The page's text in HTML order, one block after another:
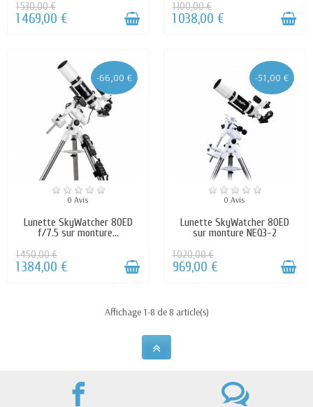
1 530,00 €
1 469,00 €
1 100,00 €
1 038,00 €
-66,00 €
0 Avis
Lunette SkyWatcher 80ED
f/7.5 sur monture...
1 450,00 €
1 384,00 €
-51,00 €
0 Avis
Lunette SkyWatcher 80ED
sur monture NEQ3-2
1 020,00 €
969,00 €
Affichage 1-8 de 8 article(s)